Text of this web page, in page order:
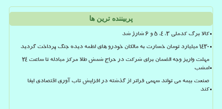
پربیننده ترین ها
کالا برگ کدملی 3، 4، 5 و 6 شارژ شد
۱۴۳۰ میلیارد تومان خسارت به مالکان خودرو های لطمه دیده جنگ پرداخت گردید
مهلت واریز وجه الضمان برای شرکت در حراج شمش طلا مرکز مبادله تا ساعت ۲۴
امشب
صنعت بیمه می تواند سهمی فراتر از گذشته در افزایش تاب آوری اقتصادی ایفا
کند